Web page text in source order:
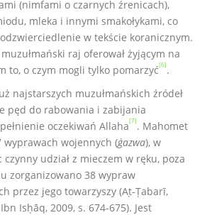
(nimfami o czarnych źrenicach),
mleka i innymi smakołykami, co
w tekście koranicznym.
raj oferował żyjącym na
to, o czym mogli tylko pomarzyć[6] .
najstarszych muzułmańskich źródeł
pęd do rabowania i zabijania
oczekiwań Allaha[7] . Mahomet
wyprawach wojennych (ġazwa), w
udział z mieczem w ręku, poza
zorganizowano 38 wypraw
przez jego towarzyszy (Aṭ-Ṭabarī,
Isḥāq, 2009, s. 674-675). Jest